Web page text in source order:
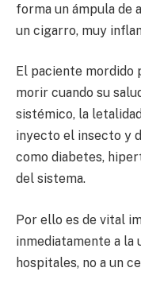
forma un ámpula de
un cigarro, muy
El paciente mordido
morir cuando su
sistémico, la
inyecto el insecto y
como diabetes,
del sistema.
Por ello es de vital
inmediatamente a la
hospitales, no a un